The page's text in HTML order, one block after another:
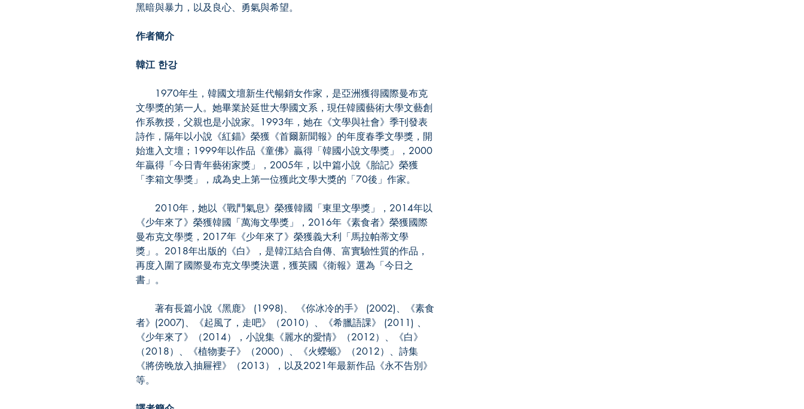
黑暗與暴力，以及良心、勇氣與希望。
作者簡介
韓江 한강
1970年生，韓國文壇新生代暢銷女作家，是亞洲獲得國際曼布克
文學獎的第一人。她畢業於延世大學國文系，現任韓國藝術大學文藝創
作系教授，父親也是小說家。1993年，她在《文學與社會》季刊發表
詩作，隔年以小說《紅錨》榮獲《首爾新聞報》的年度春季文學獎，開
始進入文壇；1999年以作品《童佛》贏得「韓國小說文學獎」，2000
年贏得「今日青年藝術家獎」，2005年，以中篇小說《胎記》榮獲
「李箱文學獎」，成為史上第一位獲此文學大獎的「70後」作家。
2010年，她以《戰鬥氣息》榮獲韓國「東里文學獎」，2014年以
《少年來了》榮獲韓國「萬海文學獎」，2016年《素食者》榮獲國際
曼布克文學獎，2017年《少年來了》榮獲義大利「馬拉帕蒂文學
獎」。2018年出版的《白》，是韓江結合自傳、富實驗性質的作品，
再度入圍了國際曼布克文學獎決選，獲英國《衛報》選為「今日之
書」。
著有長篇小說《黑鹿》 (1998)、 《你冰冷的手》 (2002)、《素食
者》(2007)、《起風了，走吧》（2010）、《希臘語課》 (2011) 、
《少年來了》（2014），小說集《麗水的愛情》（2012）、《白》
（2018）、《植物妻子》（2000）、《火蠑螈》（2012）、詩集
《將傍晚放入抽屜裡》（2013），以及2021年最新作品《永不告別》
等。